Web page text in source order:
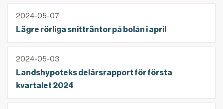
2024-05-07
Lägre rörliga snitträntor på bolån i april
2024-05-03
Landshypoteks delårsrapport för första
kvartalet 2024